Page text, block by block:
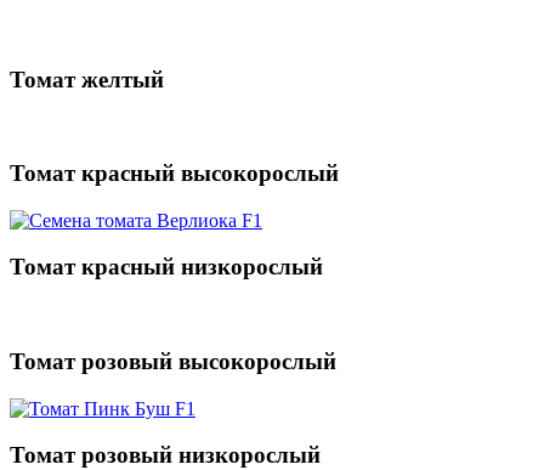
Томат желтый
Томат красный высокорослый
Томат красный низкорослый
Томат розовый высокорослый
Томат розовый низкорослый